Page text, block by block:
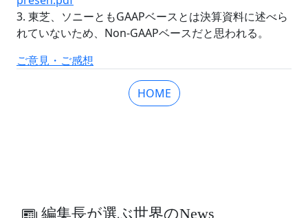
3. 東芝、ソニーともGAAPベースとは決算資料に述べら
れていないため、Non-GAAPベースだと思われる。
ご意見・ご感想
HOME
編集長が選ぶ世界のNews